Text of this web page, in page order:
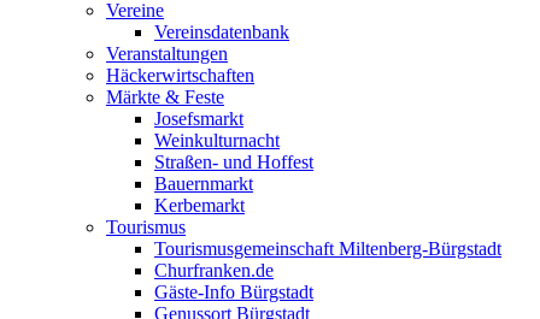
Vereine
Vereinsdatenbank
Veranstaltungen
Häckerwirtschaften
Märkte & Feste
Josefsmarkt
Weinkulturnacht
Straßen- und Hoffest
Bauernmarkt
Kerbemarkt
Tourismus
Tourismusgemeinschaft Miltenberg-Bürgstadt
Churfranken.de
Gäste-Info Bürgstadt
Genussort Bürgstadt